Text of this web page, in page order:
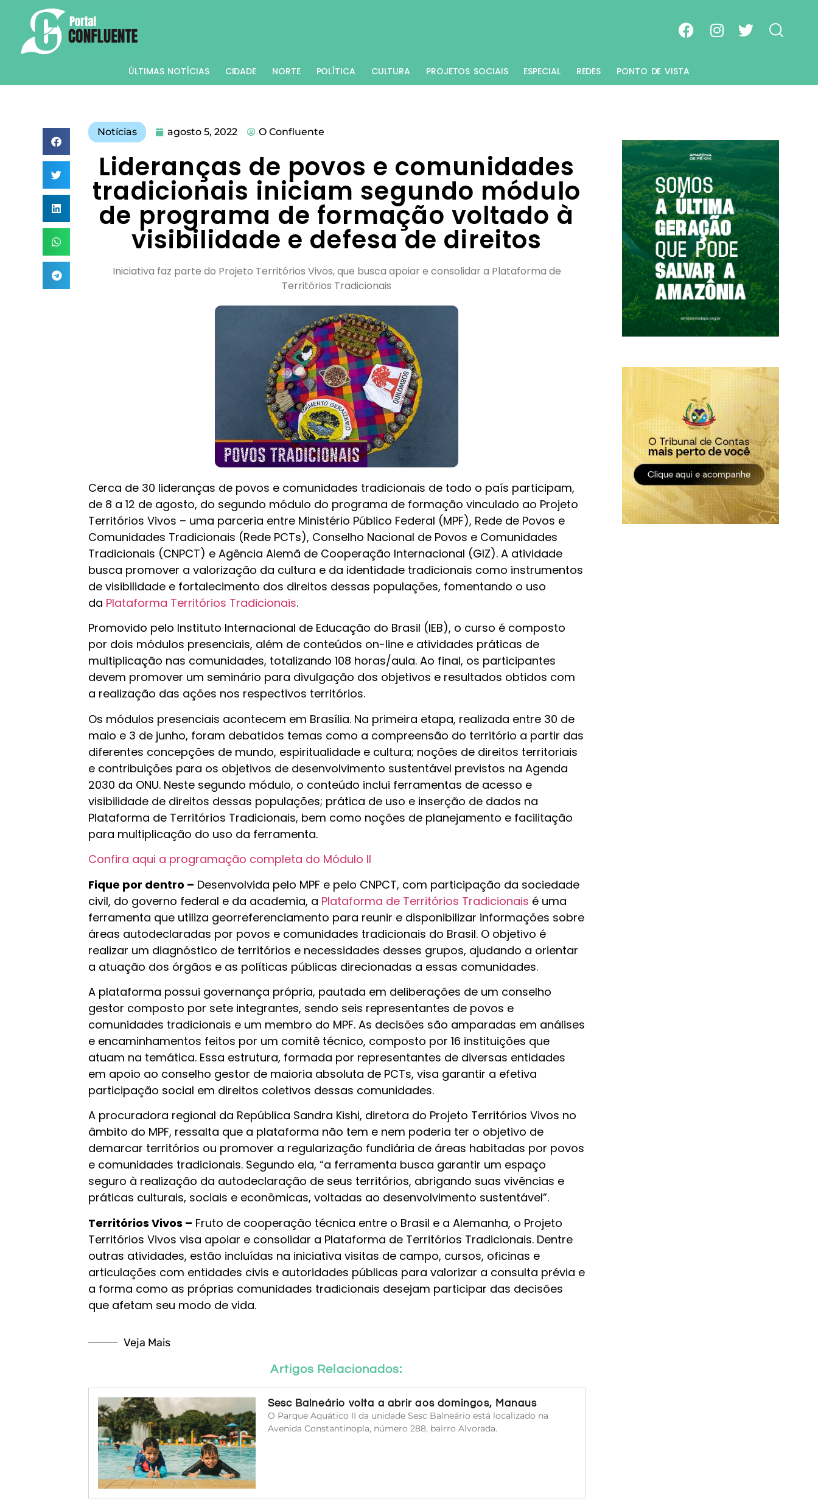
ÚLTIMAS NOTÍCIAS CIDADE NORTE POLÍTICA CULTURA PROJETOS SOCIAIS ESPECIAL REDES PONTO DE VISTA
Notícias agosto 5, 2022 O Confluente
Lideranças de povos e comunidades
tradicionais iniciam segundo módulo
de programa de formação voltado à
visibilidade e defesa de direitos
Iniciativa faz parte do Projeto Territórios Vivos, que busca apoiar e consolidar a Plataforma de
Territórios Tradicionais
Cerca de 30 lideranças de povos e comunidades tradicionais de todo o país participam,
de 8 a 12 de agosto, do segundo módulo do programa de formação vinculado ao Projeto
Territórios Vivos – uma parceria entre Ministério Público Federal (MPF), Rede de Povos e
Comunidades Tradicionais (Rede PCTs), Conselho Nacional de Povos e Comunidades
Tradicionais (CNPCT) e Agência Alemã de Cooperação Internacional (GIZ). A atividade
busca promover a valorização da cultura e da identidade tradicionais como instrumentos
de visibilidade e fortalecimento dos direitos dessas populações, fomentando o uso
da Plataforma Territórios Tradicionais.
Promovido pelo Instituto Internacional de Educação do Brasil (IEB), o curso é composto
por dois módulos presenciais, além de conteúdos on-line e atividades práticas de
multiplicação nas comunidades, totalizando 108 horas/aula. Ao final, os participantes
devem promover um seminário para divulgação dos objetivos e resultados obtidos com
a realização das ações nos respectivos territórios.
Os módulos presenciais acontecem em Brasília. Na primeira etapa, realizada entre 30 de
maio e 3 de junho, foram debatidos temas como a compreensão do território a partir das
diferentes concepções de mundo, espiritualidade e cultura; noções de direitos territoriais
e contribuições para os objetivos de desenvolvimento sustentável previstos na Agenda
2030 da ONU. Neste segundo módulo, o conteúdo inclui ferramentas de acesso e
visibilidade de direitos dessas populações; prática de uso e inserção de dados na
Plataforma de Territórios Tradicionais, bem como noções de planejamento e facilitação
para multiplicação do uso da ferramenta.
Confira aqui a programação completa do Módulo II
Fique por dentro – Desenvolvida pelo MPF e pelo CNPCT, com participação da sociedade
civil, do governo federal e da academia, a Plataforma de Territórios Tradicionais é uma
ferramenta que utiliza georreferenciamento para reunir e disponibilizar informações sobre
áreas autodeclaradas por povos e comunidades tradicionais do Brasil. O objetivo é
realizar um diagnóstico de territórios e necessidades desses grupos, ajudando a orientar
a atuação dos órgãos e as políticas públicas direcionadas a essas comunidades.
A plataforma possui governança própria, pautada em deliberações de um conselho
gestor composto por sete integrantes, sendo seis representantes de povos e
comunidades tradicionais e um membro do MPF. As decisões são amparadas em análises
e encaminhamentos feitos por um comitê técnico, composto por 16 instituições que
atuam na temática. Essa estrutura, formada por representantes de diversas entidades
em apoio ao conselho gestor de maioria absoluta de PCTs, visa garantir a efetiva
participação social em direitos coletivos dessas comunidades.
A procuradora regional da República Sandra Kishi, diretora do Projeto Territórios Vivos no
âmbito do MPF, ressalta que a plataforma não tem e nem poderia ter o objetivo de
demarcar territórios ou promover a regularização fundiária de áreas habitadas por povos
e comunidades tradicionais. Segundo ela, “a ferramenta busca garantir um espaço
seguro à realização da autodeclaração de seus territórios, abrigando suas vivências e
práticas culturais, sociais e econômicas, voltadas ao desenvolvimento sustentável”.
Territórios Vivos – Fruto de cooperação técnica entre o Brasil e a Alemanha, o Projeto
Territórios Vivos visa apoiar e consolidar a Plataforma de Territórios Tradicionais. Dentre
outras atividades, estão incluídas na iniciativa visitas de campo, cursos, oficinas e
articulações com entidades civis e autoridades públicas para valorizar a consulta prévia e
a forma como as próprias comunidades tradicionais desejam participar das decisões
que afetam seu modo de vida.
Veja Mais
Artigos Relacionados:
Sesc Balneário volta a abrir aos domingos, Manaus
O Parque Aquático II da unidade Sesc Balneário está localizado na
Avenida Constantinopla, número 288, bairro Alvorada.